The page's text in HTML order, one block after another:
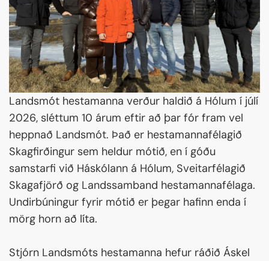
Landsmót hestamanna verður haldið á Hólum í júlí
2026, sléttum 10 árum eftir að þar fór fram vel
heppnað Landsmót. Það er hestamannafélagið
Skagfirðingur sem heldur mótið, en í góðu
samstarfi við Háskólann á Hólum, Sveitarfélagið
Skagafjörð og Landssamband hestamannafélaga.
Undirbúningur fyrir mótið er þegar hafinn enda í
mörg horn að líta.
Stjórn Landsmóts hestamanna hefur ráðið Áskel